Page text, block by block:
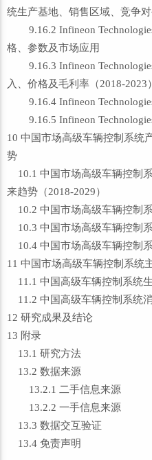
统生产基地、销售区域、竞争
9.16.2 Infineon
格、参数及市场应用
9.16.3 Infineon
入、价格及毛利率（2018-2023）
9.16.4 Infineon
9.16.5 Infineon
10 中国市场高级车辆控制系统
势
10.1 中国市场高级车辆控制
来趋势（2018-2029）
10.2 中国市场高级车辆控制
10.3 中国市场高级车辆控制
10.4 中国市场高级车辆控制
11 中国市场高级车辆控制系统
11.1 中国高级车辆控制系统
11.2 中国高级车辆控制系统
12 研究成果及结论
13 附录
13.1 研究方法
13.2 数据来源
13.2.1 二手信息来源
13.2.2 一手信息来源
13.3 数据交互验证
13.4 免责声明